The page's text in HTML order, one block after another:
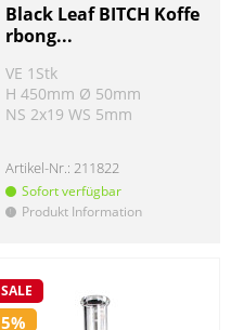
Black Leaf BITCH Koffe
rbong...
VE 1Stk
H 450mm Ø 50mm
NS 2x19 WS 5mm
Artikel-Nr.: 211822
Sofort verfügbar
! Produkt Information
SALE
5%